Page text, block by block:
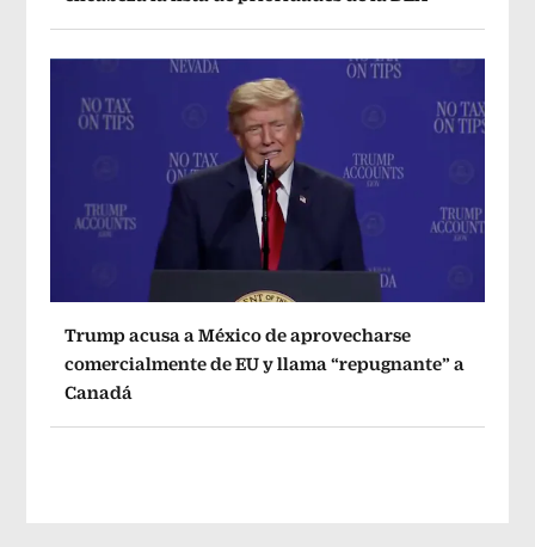
Trump acusa a México de aprovecharse
comercialmente de EU y llama “repugnante” a
Canadá